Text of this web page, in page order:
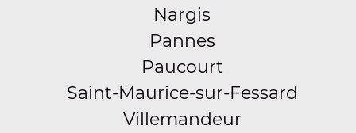
Nargis
Pannes
Paucourt
Saint-Maurice-sur-Fessard
Villemandeur